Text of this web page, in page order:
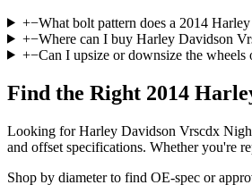
+−What bolt pattern does a 2014
+−Where can I buy Harley Davidson
+−Can I upsize or downsize the
Find the Right 2014
Looking forHarley Davidson Vrscdx
and offset specifications. Whether you're
Shop by diameter to find OE-spec or